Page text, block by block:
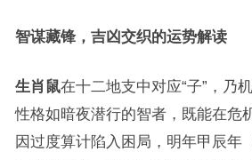
智谋藏锋，吉凶交织的运势解读
生肖鼠在十二地支中对应“子”，乃
性格如暗夜潜行的智者，既能在危
因过度算计陷入困局，明年甲辰年